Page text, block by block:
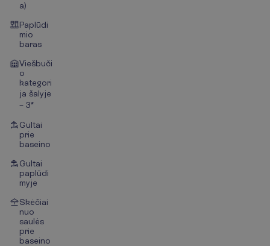
a)
Paplūdi
mio
baras
Viešbuči
o
kategori
ja šalyje
– 3*
Gultai
prie
baseino
Gultai
paplūdi
myje
Skėčiai
nuo
saulės
prie
baseino